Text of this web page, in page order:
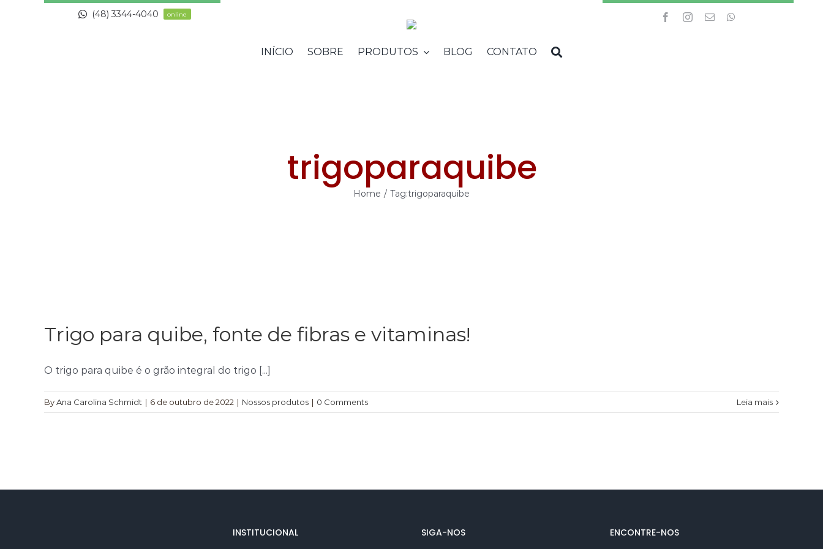
(48) 3344-4040 online
INÍCIO SOBRE PRODUTOS BLOG CONTATO
trigoparaquibe
Home / Tag:trigoparaquibe
Trigo para quibe, fonte de fibras e vitaminas!
O trigo para quibe é o grão integral do trigo [...]
ByAna Carolina Schmidt | 6 de outubro de 2022 | Nossos produtos | 0 Comments Leia mais
INSTITUCIONAL SIGA-NOS ENCONTRE-NOS